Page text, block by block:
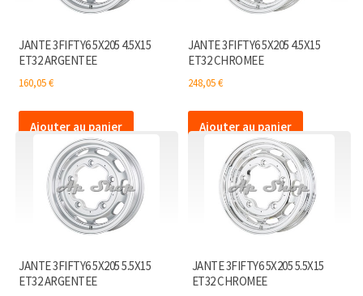
JANTE 3FIFTY6 5X205 4.5X15
ET32 ARGENTEE
160,05€
Ajouter au panier
JANTE 3FIFTY6 5X205 4.5X15
ET32 CHROMEE
248,05€
Ajouter au panier
JANTE 3FIFTY6 5X205 5.5X15
ET32 ARGENTEE
JANTE 3FIFTY6 5X205 5.5X15
ET32 CHROMEE